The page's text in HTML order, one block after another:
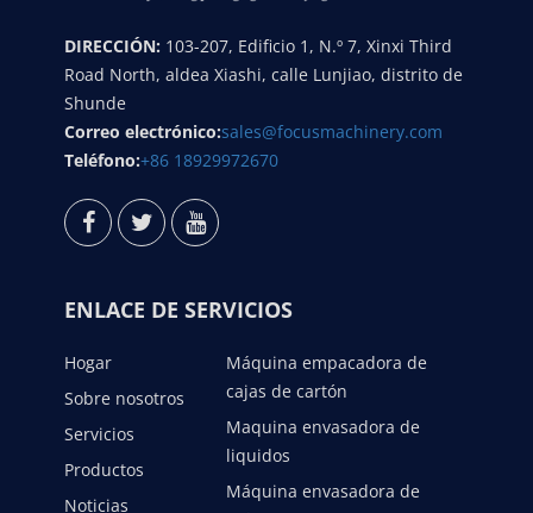
DIRECCIÓN: 103-207, Edificio 1, N.º 7, Xinxi Third
Road North, aldea Xiashi, calle Lunjiao, distrito de
Shunde
Correo electrónico:sales@focusmachinery.com
Teléfono:+86 18929972670
ENLACE DE SERVICIOS
Hogar
Sobre nosotros
Servicios
Productos
Noticias
Máquina empacadora de
cajas de cartón
Maquina envasadora de
liquidos
Máquina envasadora de